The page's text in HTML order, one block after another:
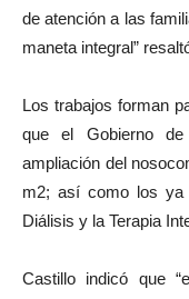
de atención a las
maneta integral”
Los trabajos forman
que el Gobierno
ampliación del
m2; así como los ya
Diálisis y la Terapia
Castillo indicó que